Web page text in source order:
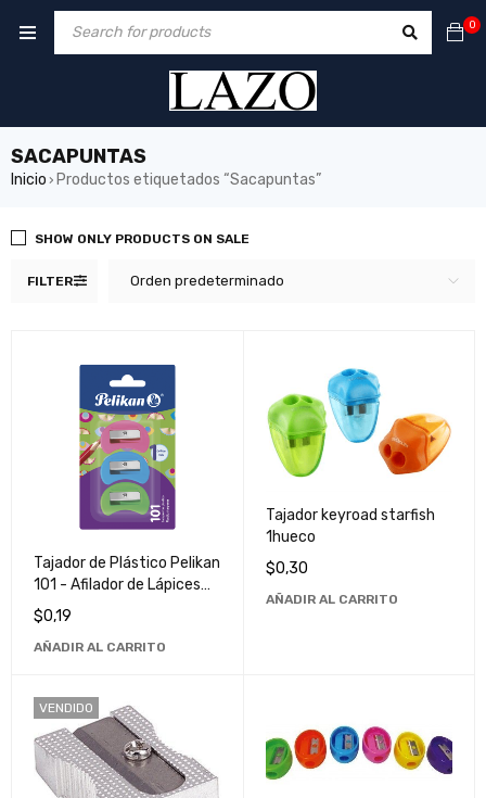
0
SACAPUNTAS
Inicio › Productos etiquetados “Sacapuntas”
FILTER Orden predeterminado
SHOW ONLY PRODUCTS ON SALE
Tajador de Plástico Pelikan
101 - Afilador de Lápices
Duradero y de Alta Calidad
$0,19
AÑADIR AL CARRITO
Tajador keyroad starfish
1hueco
$0,30
AÑADIR AL CARRITO
VENDIDO